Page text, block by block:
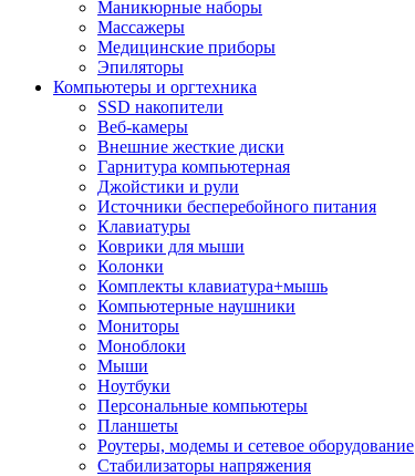
Маникюрные наборы
Массажеры
Медицинские приборы
Эпиляторы
Компьютеры и оргтехника
SSD накопители
Веб-камеры
Внешние жесткие диски
Гарнитура компьютерная
Джойстики и рули
Источники бесперебойного питания
Клавиатуры
Коврики для мыши
Колонки
Комплекты клавиатура+мышь
Компьютерные наушники
Мониторы
Моноблоки
Мыши
Ноутбуки
Персональные компьютеры
Планшеты
Роутеры, модемы и сетевое оборудование
Стабилизаторы напряжения